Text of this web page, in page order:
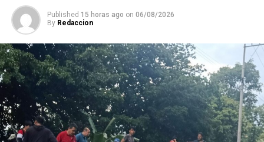
Published 15 horas ago on 06/08/2026
By Redaccion